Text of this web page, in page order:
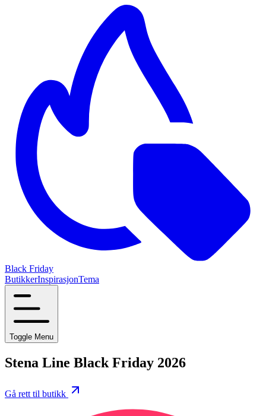
Black Friday
ButikkerInspirasjonTema
Toggle Menu
Stena Line Black Friday 2026
Gå rett til butikk